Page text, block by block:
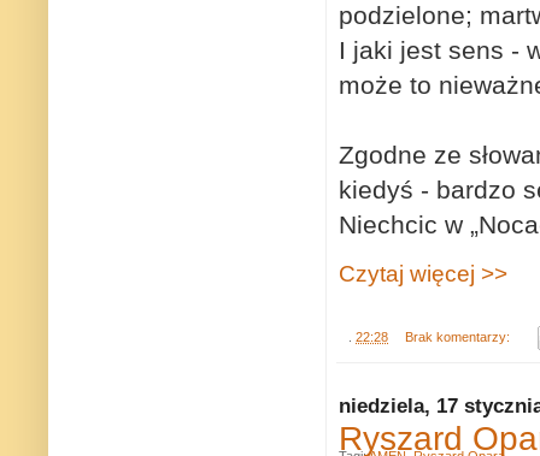
podzielone;
I jaki jest sens -
może to
Zgodne ze
kiedyś - bardzo
Niechcic w
Czytaj więcej >>
22:28 Brak komentarzy:
niedziela, 17
Ryszard